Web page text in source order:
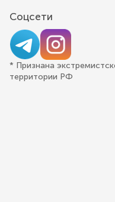
Соцсети
* Признана
территории РФ